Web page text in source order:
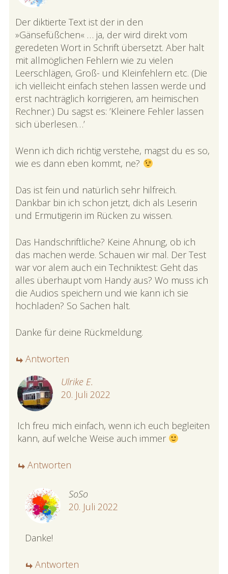
Der diktierte Text ist der in den
»Gänsefüßchen« … ja, der wird direkt vom
geredeten Wort in Schrift übersetzt. Aber halt
mit allmöglichen Fehlern wie zu vielen
Leerschlägen, Groß- und Kleinfehlern etc. (Die
ich vielleicht einfach stehen lassen werde und
erst nachträglich korrigieren, am heimischen
Rechner.) Du sagst es: ’Kleinere Fehler lassen
sich überlesen…’
Wenn ich dich richtig verstehe, magst du es so,
wie es dann eben kommt, ne?
Das ist fein und natürlich sehr hilfreich.
Dankbar bin ich schon jetzt, dich als Leserin
und Ermutigerin im Rücken zu wissen.
Das Handschriftliche? Keine Ahnung, ob ich
das machen werde. Schauen wir mal. Der Test
war vor alem auch ein Techniktest: Geht das
alles überhaupt vom Handy aus? Wo muss ich
die Audios speichern und wie kann ich sie
hochladen? So Sachen halt.
Danke für deine Rückmeldung.
Antworten
Ulrike E.
20. Juli 2022
Ich freu mich einfach, wenn ich euch begleiten
kann, auf welche Weise auch immer
Antworten
SoSo
20. Juli 2022
Danke!
Antworten